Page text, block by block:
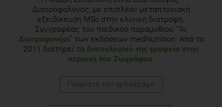
Διατροφολόγος, με επιπλέον μεταπτυχιακή
εξειδίκευση MSc στην κλινική διατροφή.
Συγγραφέας του παιδικού παραμυθιού "Το
Διατροφονήσι" των εκδόσεων medNutrition. Από το
2011 διατηρεί το διαιτολογικό της γραφείο στην
περιοχή του Ζωγράφου
Γνωρίστε την αρθογράφο